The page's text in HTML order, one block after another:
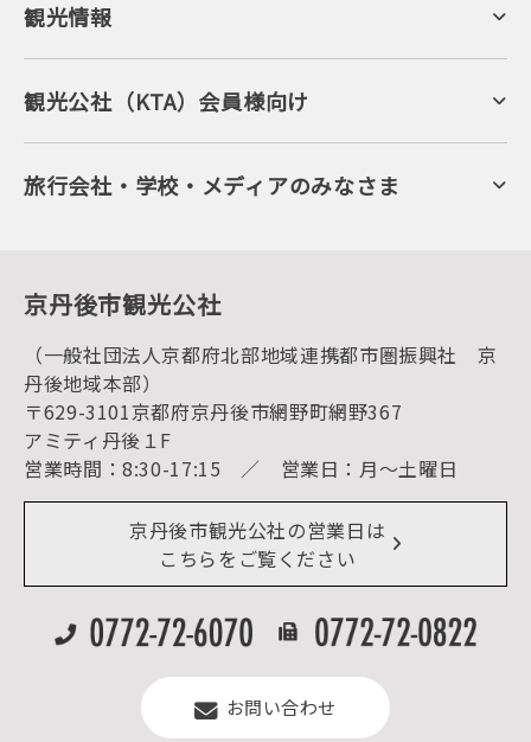
観光情報
京丹後について
ジオパークの絶景
キャンプ・グランピング
自然景観
旬の食
フルーツ
美術館・資料館
観光
海水浴
キャンプ
お宿探し
宿泊・日帰り予約（空室検索）
予約照会・予約キャンセル
宿泊施設一覧（お宿比較ページ）
アクセス
お知らせ
イベント情報
デジタル観光パンフレット
リアルタイム道路情報
よくある質問
観光公社（KTA）会員様向け
KTA会員コミュニティ
会員向けサービス
KTAニュースレター
会員加入・会員情報（会員規程）
旅行会社・学校・メディアのみなさま
プレスリリース
京丹後市観光公社
（一般社団法人京都府北部地域連携都市圏振興社 京
丹後地域本部）
〒629-3101京都府京丹後市網野町網野367
アミティ丹後１F
営業時間：8:30-17:15 ／ 営業日：月～土曜日
京丹後市観光公社の営業日は
こちらをご覧ください
お問い合わせ